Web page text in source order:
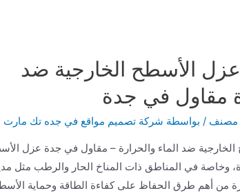
الأسطح الخارجية ضد
مقاول في جدة
مصنف / بواسطة شركة تصميم مواقع في جده تك مارت
ضد الماء والحرارة – مقاول في جدة عزل
وخاصة في المناطق ذات المناخ الحار والرطب مثل
من أهم طرق الحفاظ على كفاءة الطاقة وحماية